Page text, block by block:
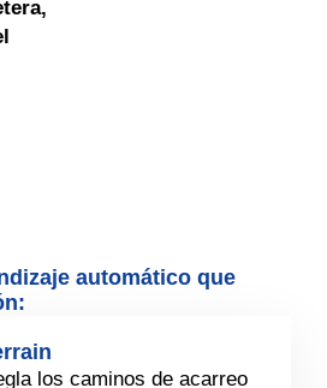
automático que
los caminos de acarreo